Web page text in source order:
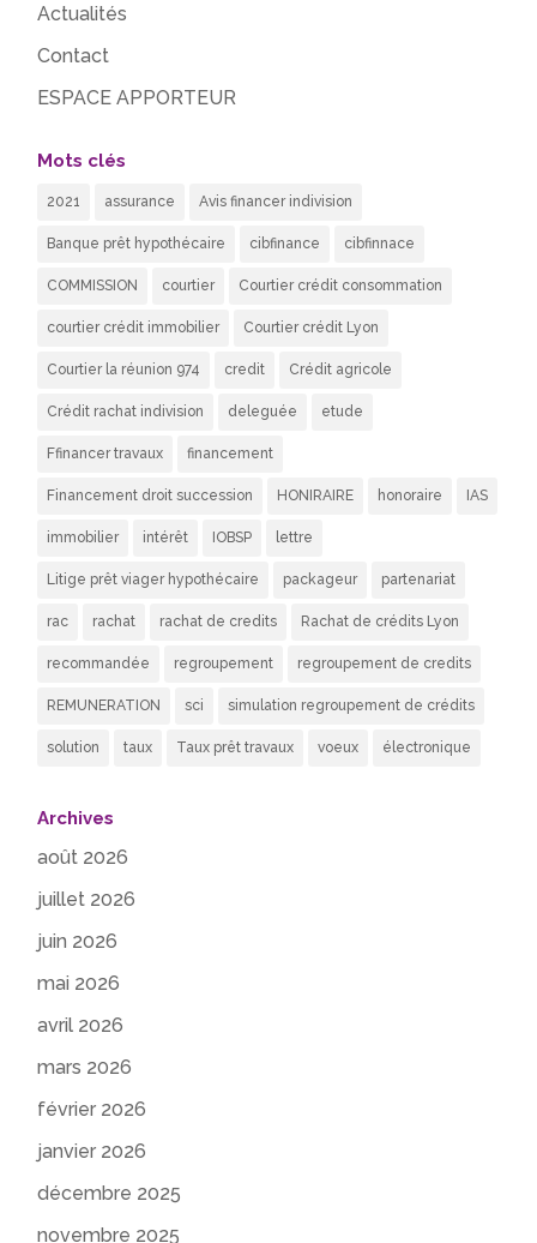
Actualités
Contact
ESPACE APPORTEUR
Mots clés
2021 assurance Avis financer indivision
Banque prêt hypothécaire cibfinance cibfinnace
COMMISSION courtier Courtier crédit consommation
courtier crédit immobilier Courtier crédit Lyon
Courtier la réunion 974 credit Crédit agricole
Crédit rachat indivision deleguée etude
Ffinancer travaux financement
Financement droit succession HONIRAIRE honoraire IAS
immobilier intérêt IOBSP lettre
Litige prêt viager hypothécaire packageur partenariat
rac rachat rachat de credits Rachat de crédits Lyon
recommandée regroupement regroupement de credits
REMUNERATION sci simulation regroupement de crédits
solution taux Taux prêt travaux voeux électronique
Archives
août 2026
juillet 2026
juin 2026
mai 2026
avril 2026
mars 2026
février 2026
janvier 2026
décembre 2025
novembre 2025